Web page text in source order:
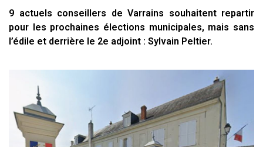
9 actuels conseillers de Varrains souhaitent repartir
pour les prochaines élections municipales, mais sans
l’édile et derrière le 2e adjoint : Sylvain Peltier.